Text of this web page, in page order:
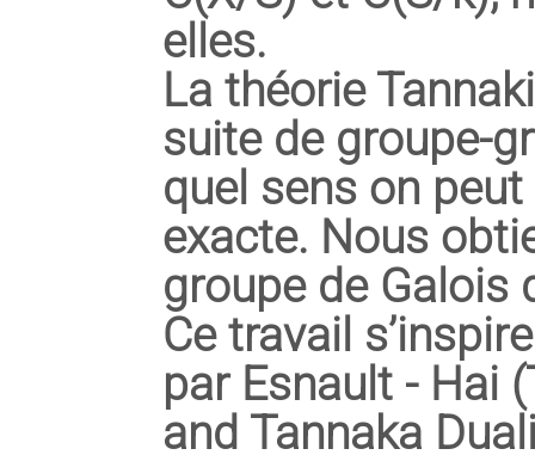
elles.
La théorie
suite de groupe-
quel sens on
exacte. Nous
groupe de Galois
Ce travail
par Esnault - Hai
and Tannaka